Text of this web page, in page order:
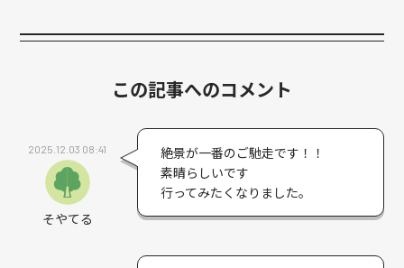
この記事へのコメント
2025.12.03 08:41
そやてる
絶景が一番のご馳走です！！
素晴らしいです
行ってみたくなりました。